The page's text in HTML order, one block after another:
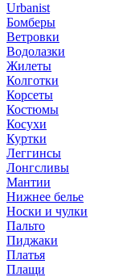
Urbanist
Бомберы
Ветровки
Водолазки
Жилеты
Колготки
Корсеты
Костюмы
Косухи
Куртки
Леггинсы
Лонгсливы
Мантии
Нижнее белье
Носки и чулки
Пальто
Пиджаки
Платья
Плащи